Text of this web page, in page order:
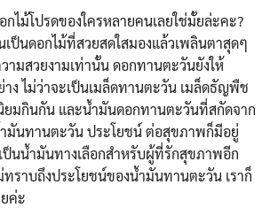
ไม้โปรดของใครหลายคนเลยใช่มั้ยล่ะคะ?
ป็นดอกไม้ที่สวยสดใสมองแล้วเพลินตาสุดๆ
ามสวยงามเท่านั้น ดอกทานตะวันยังให้
ง ไม่ว่าจะเป็นเมล็ดทานตะวัน เมล็ดธัญพืช
มกินกัน และน้ำมันดอกทานตะวันที่สกัดจาก
มันทานตะวัน ประโยชน์ ต่อสุขภาพก็มีอยู่
ป็นน้ำมันทางเลือกสำหรับผู้ที่รักสุขภาพอีก
ทราบถึงประโยชน์ของน้ำมันทานตะวัน เราก็
ค่ะ